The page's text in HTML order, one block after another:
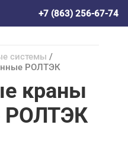
+7 (863) 256-67-74
системы /
РОЛТЭК
краны
РОЛТЭК